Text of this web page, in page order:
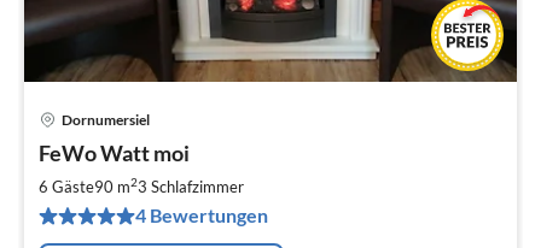
Dornumersiel
FeWo Watt moi
6 Gäste90 m23 Schlafzimmer
4 Bewertungen